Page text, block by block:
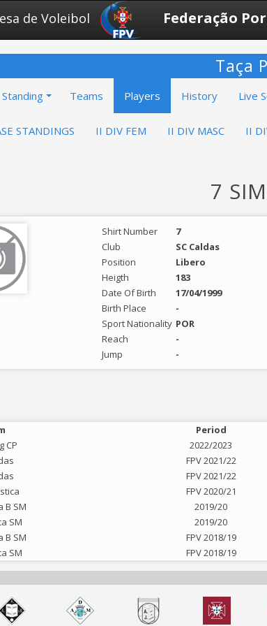
de Voleibol Federação
Taça
Standing Teams Players History Live
STANDINGS II DIV FEM II DIV MASC II
7
Shirt Number
7
Club
SC Caldas
Position
Libero
Heigth
183
Date Of Birth
17/04/1999
Birth Place
-
Sport Nationality POR
Reach
-
Jump
-
Period
CP
2022/2023
FPV 2021/22
FPV 2021/22
FPV 2020/21
B SM
2019/20
SM
2019/20
B SM
FPV 2018/19
SM
FPV 2018/19